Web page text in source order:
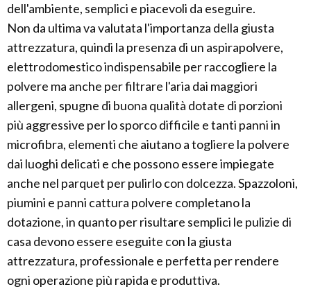
dell'ambiente, semplici e piacevoli da eseguire.
Non da ultima va valutata l'importanza della giusta
attrezzatura, quindi la presenza di un aspirapolvere,
elettrodomestico indispensabile per raccogliere la
polvere ma anche per filtrare l'aria dai maggiori
allergeni, spugne di buona qualità dotate di porzioni
più aggressive per lo sporco difficile e tanti panni in
microfibra, elementi che aiutano a togliere la polvere
dai luoghi delicati e che possono essere impiegate
anche nel parquet per pulirlo con dolcezza. Spazzoloni,
piumini e panni cattura polvere completano la
dotazione, in quanto per risultare semplici le pulizie di
casa devono essere eseguite con la giusta
attrezzatura, professionale e perfetta per rendere
ogni operazione più rapida e produttiva.